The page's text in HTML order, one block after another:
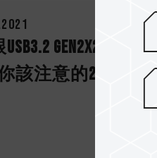
USB3.2 Gen2x2有
該注意的2大重點